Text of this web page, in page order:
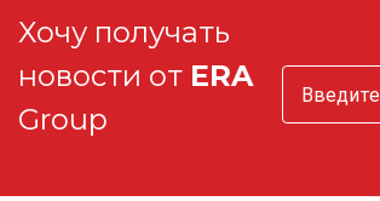
Хочу получать
новости от ERA
Group